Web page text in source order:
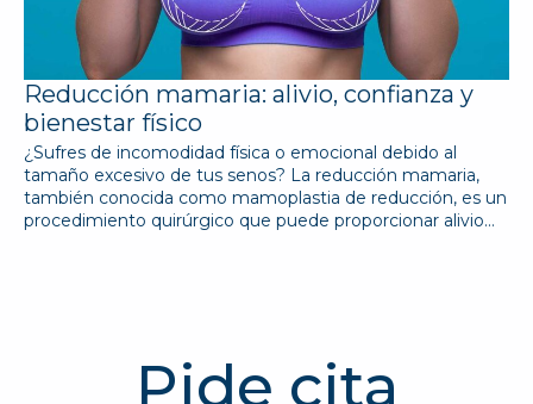
Reducción mamaria: alivio, confianza y
bienestar físico
¿Sufres de incomodidad física o emocional debido al
tamaño excesivo de tus senos? La reducción mamaria,
también conocida como mamoplastia de reducción, es un
procedimiento quirúrgico que puede proporcionar alivio…
Pide cita